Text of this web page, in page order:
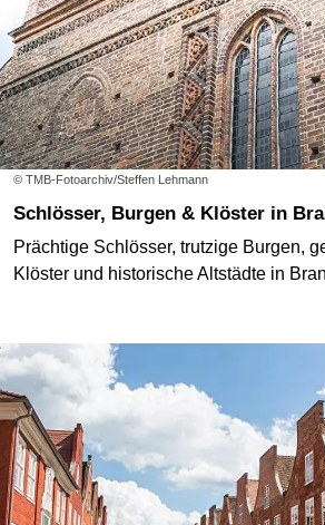
© TMB-Fotoarchiv/Steffen Lehmann
Schlösser, Burgen & Klöster in
Prächtige Schlösser, trutzige Burgen,
Klöster und historische Altstädte in